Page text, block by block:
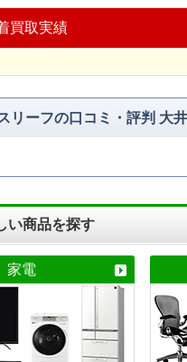
買取実績
リーフの口コミ・評判 大
い商品を探す
家電